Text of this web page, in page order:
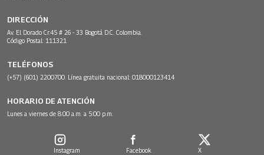
DIRECCIÓN
Av. El Dorado Cr.45 # 26 - 33 Bogotá D.C. Colombia.
Código Postal: 111321
TELÉFONOS
(+57) (601) 2200700. Línea gratuita nacional: 018000123414
HORARIO DE ATENCIÓN
Lunes a viernes de 8:00 a.m. a 5:00 p.m.
Instagram Facebook X